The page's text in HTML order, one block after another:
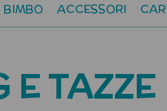
BIMBO ACCESSORI
E TAZZE